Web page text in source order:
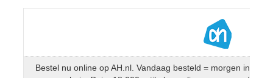
Bestel nu online op AH.nl. Vandaag besteld = morgen in